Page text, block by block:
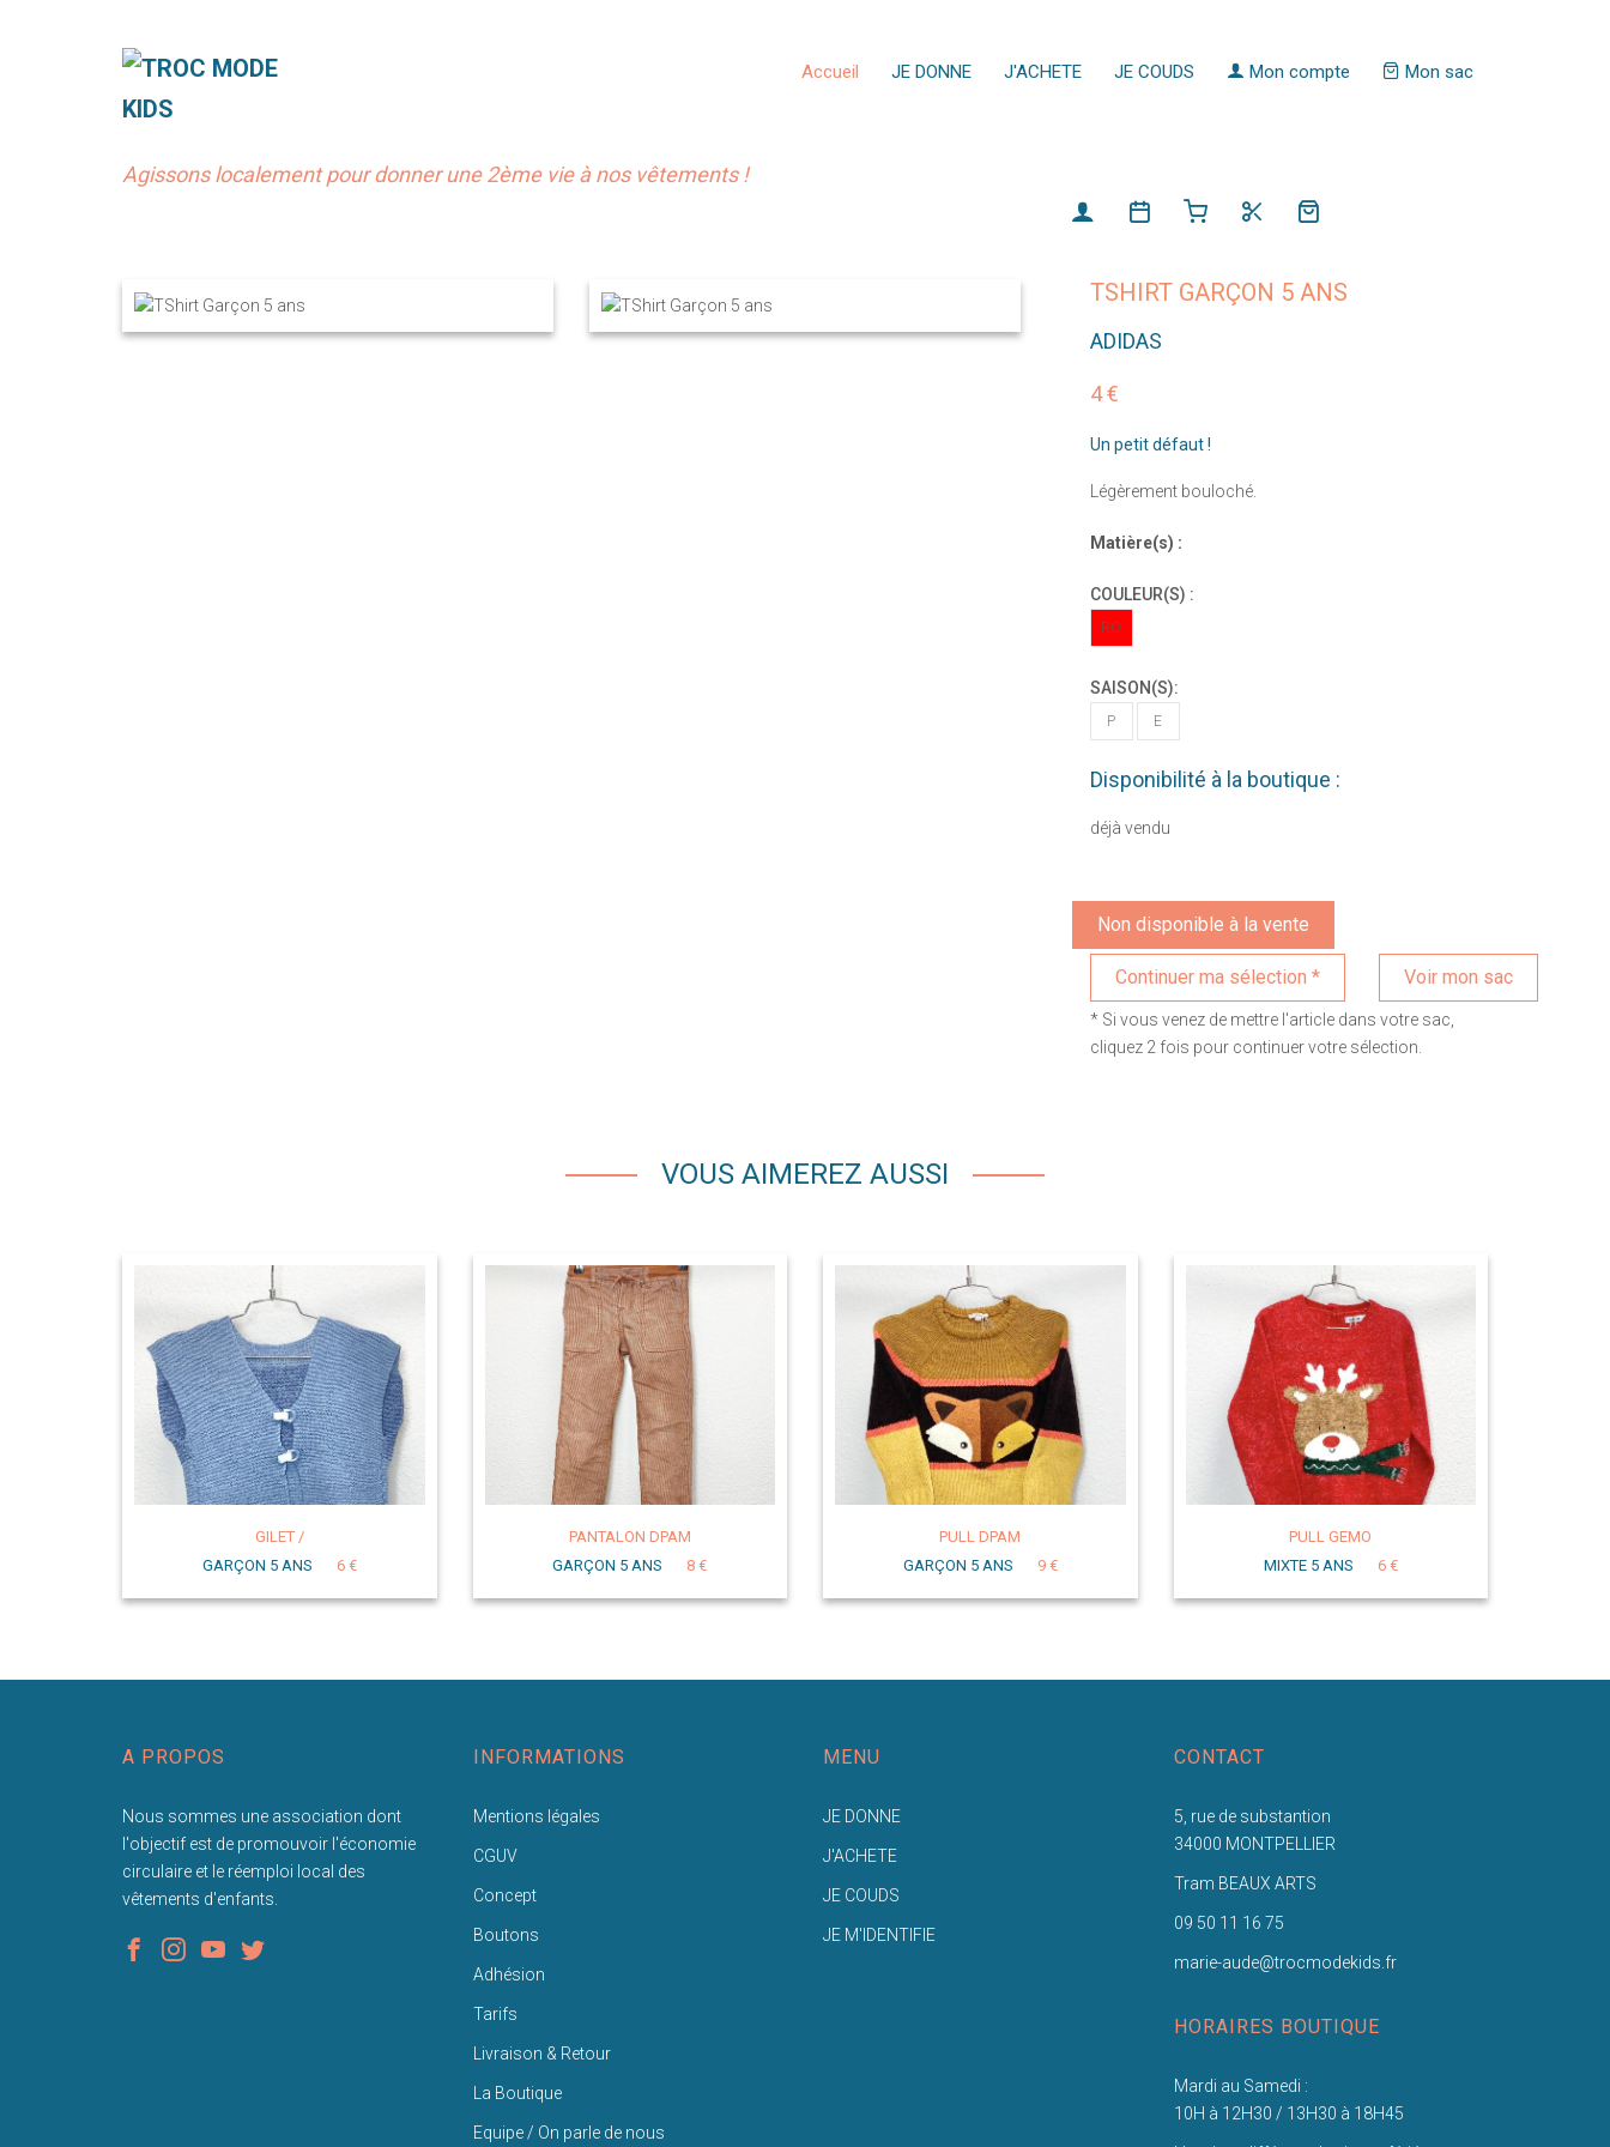
Accueil JE DONNE J'ACHETE JE COUDS Mon compte Mon sac
Agissons localement pour donner une 2ème vie à nos vêtements !
TSHIRT GARÇON 5 ANS
ADIDAS
4 €
Un petit défaut !
Légèrement bouloché.
Matière(s) :
COULEUR(S) :
RO
SAISON(S):
P E
Disponibilité à la boutique :
déjà vendu
Non disponible à la vente
Voir mon sac
* Si vous venez de mettre l'article dans votre sac,
cliquez 2 fois pour continuer votre sélection.
VOUS AIMEREZ AUSSI
GILET /
GARÇON 5 ANS
6 €
PANTALON DPAM
GARÇON 5 ANS
8 €
PULL DPAM
GARÇON 5 ANS
9 €
PULL GEMO
MIXTE 5 ANS
6 €
A PROPOS
Nous sommes une association dont
l'objectif est de promouvoir l'économie
circulaire et le réemploi local des
vêtements d'enfants.
INFORMATIONS
Mentions légales
CGUV
Concept
Boutons
Adhésion
Tarifs
Livraison & Retour
La Boutique
Equipe / On parle de nous
MENU
JE DONNE
J'ACHETE
JE COUDS
JE M'IDENTIFIE
CONTACT
5, rue de substantion
34000 MONTPELLIER
Tram BEAUX ARTS
09 50 11 16 75
marie-aude@trocmodekids.fr
HORAIRES BOUTIQUE
Mardi au Samedi :
10H à 12H30 / 13H30 à 18H45